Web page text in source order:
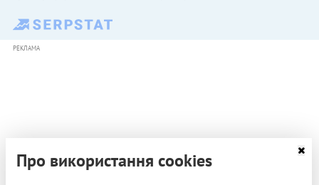
РЕКЛАМА
Про використання cookies